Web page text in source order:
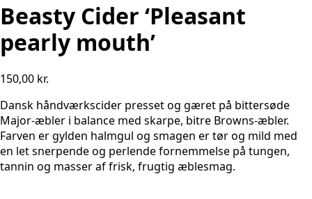
Beasty Cider ‘Pleasant
pearly mouth’
150,00 kr.
Dansk håndværkscider presset og gæret på bittersøde
Major-æbler i balance med skarpe, bitre Browns-æbler.
Farven er gylden halmgul og smagen er tør og mild med
en let snerpende og perlende fornemmelse på tungen,
tannin og masser af frisk, frugtig æblesmag.